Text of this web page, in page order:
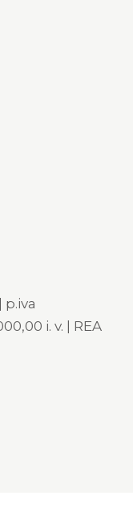
p.iva
i. v. | REA